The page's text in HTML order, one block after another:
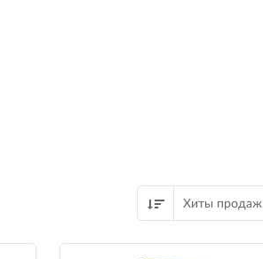
Хиты продаж